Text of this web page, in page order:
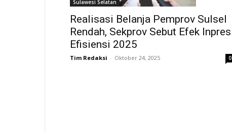
Sulawesi Selatan
Realisasi Belanja Pemprov Sulsel
Rendah, Sekprov Sebut Efek Inpres
Efisiensi 2025
Tim Redaksi - Oktober 24, 2025 0